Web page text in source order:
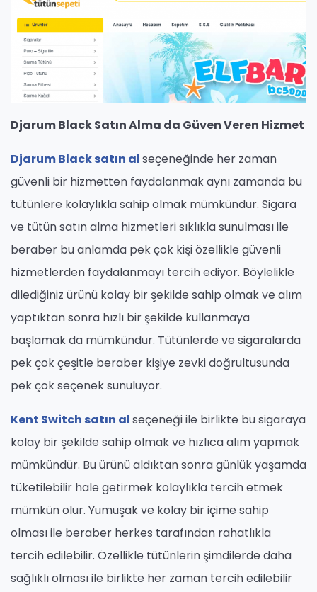
Djarum Black Satın Alma da Güven Veren Hizmet
Djarum Black satın alseçeneğinde her zaman
güvenli bir hizmetten faydalanmak aynı zamanda bu
tütünlere kolaylıkla sahip olmak mümkündür. Sigara
ve tütün satın alma hizmetleri sıklıkla sunulması ile
beraber bu anlamda pek çok kişi özellikle güvenli
hizmetlerden faydalanmayı tercih ediyor. Böylelikle
dilediğiniz ürünü kolay bir şekilde sahip olmak ve alım
yaptıktan sonra hızlı bir şekilde kullanmaya
başlamak da mümkündür. Tütünlerde ve sigaralarda
pek çok çeşitle beraber kişiye zevki doğrultusunda
pek çok seçenek sunuluyor.
Kent Switch satın alseçeneği ile birlikte bu sigaraya
kolay bir şekilde sahip olmak ve hızlıca alım yapmak
mümkündür. Bu ürünü aldıktan sonra günlük yaşamda
tüketilebilir hale getirmek kolaylıkla tercih etmek
mümkün olur. Yumuşak ve kolay bir içime sahip
olması ile beraber herkes tarafından rahatlıkla
tercih edilebilir. Özellikle tütünlerin şimdilerde daha
sağlıklı olması ile birlikte her zaman tercih edilebilir